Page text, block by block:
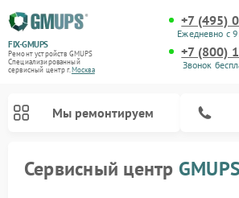
FIX-GMUPS
Ремонт устройств GMUPS
Специализированный
cервисный центр г.Москва
+7 (495)
Ежедневно с
+7 (800)
Звонок
Мы ремонтируем
Сервисный центр GMUPS